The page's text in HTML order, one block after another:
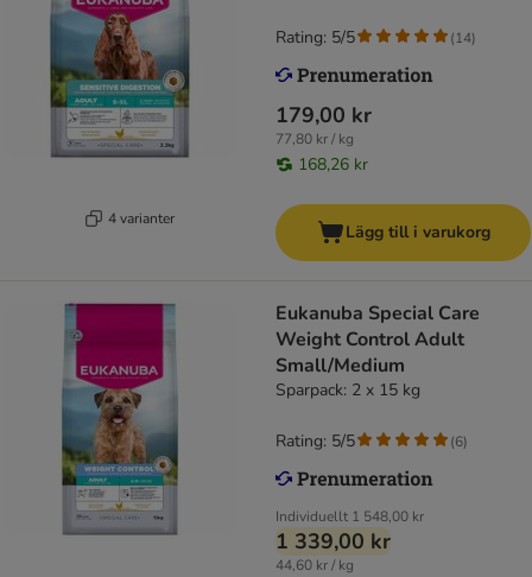
4 varianter
179,00 kr
77,80 kr / kg
168,26 kr
Rating: 5/5 (14)
Lägg till i varukorg
Eukanuba Special Care
Weight Control Adult
Small/Medium
Sparpack: 2 x 15 kg
Individuellt 1 548,00 kr
1 339,00 kr
44,60 kr / kg
Rating: 5/5 (6)